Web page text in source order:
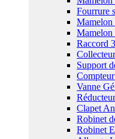
Fourrure
Mamelon
Mamelon
Raccord
Support
Vanne
Clapet
Robinet
Robinet